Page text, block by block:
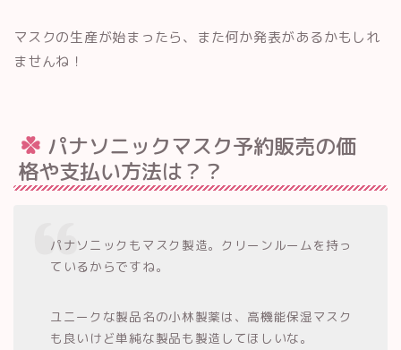
マスクの生産が始まったら、また何か発表があるかもしれ
ませんね！
パナソニックマスク予約販売の価
格や支払い方法は？？
パナソニックもマスク製造。クリーンルームを持っ
ているからですね。
ユニークな製品名の小林製薬は、高機能保湿マスク
も良いけど単純な製品も製造してほしいな。